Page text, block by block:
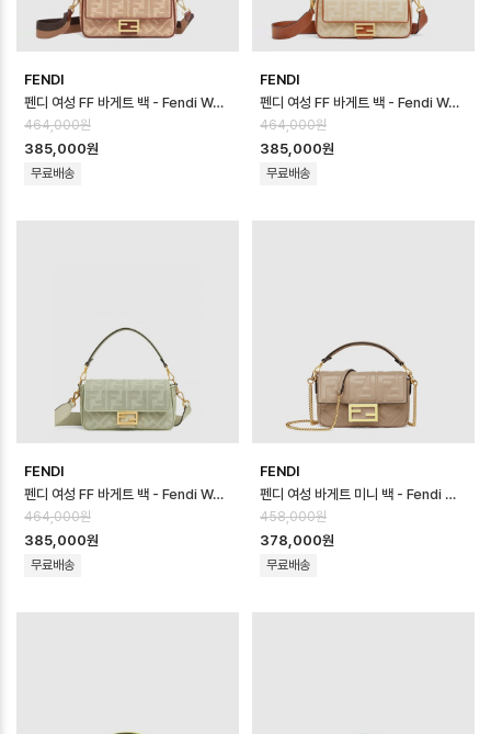
FENDI
펜디 여성 FF 바게트 백 - Fendi Womens FF Baguette Bag - fe…
464,000원
385,000원
무료배송
FENDI
펜디 여성 FF 바게트 백 - Fendi Womens FF Baguette Bag - fe…
464,000원
385,000원
무료배송
FENDI
펜디 여성 FF 바게트 백 - Fendi Womens FF Baguette Bag - fe…
464,000원
385,000원
무료배송
FENDI
펜디 여성 바게트 미니 백 - Fendi Womens Baguette Mini Bag - …
458,000원
378,000원
무료배송